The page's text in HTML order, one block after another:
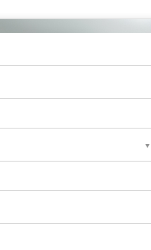
и
в
усугубления
чистящие
работы кофемашины.